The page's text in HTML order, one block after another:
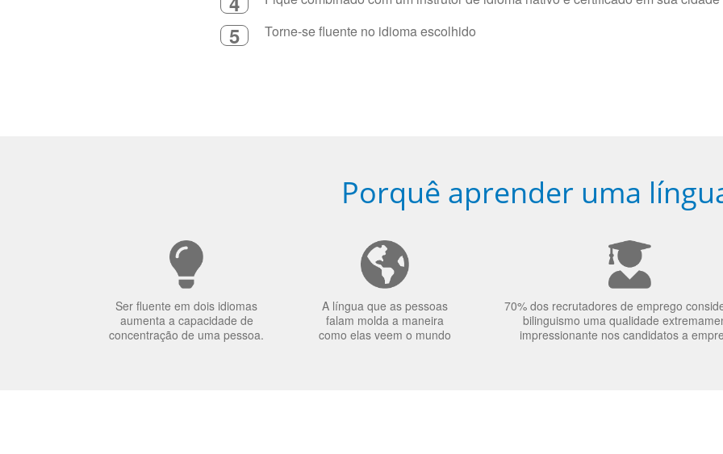
5 Torne-se fluente no idioma escolhido
Porquê aprender uma
Ser fluente em dois idiomas
aumenta a capacidade de
concentração de uma pessoa.
A língua que as pessoas
falam molda a maneira
como elas veem o mundo
70% dos recrutadores de emprego
bilinguismo uma qualidade
impressionante nos candidatos a